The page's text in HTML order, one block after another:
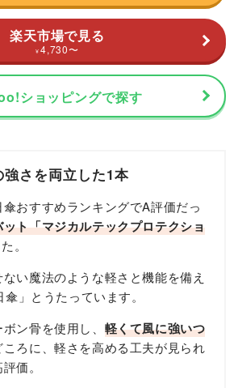
楽天市場で見る
¥ 4,730〜
ショッピングで探す
さを両立した1本
おすすめランキングでA評価だっ
ト「マジカルテックプロテクショ
。
ない魔法のような軽さと機能を備え
」とうたっています。
ン骨を使用し、 軽くて風に強いつ
ころに、軽さを高める工夫が見られ
価。